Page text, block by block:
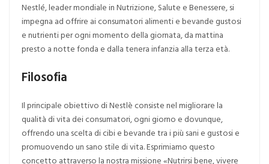
Nestlé, leader mondiale in Nutrizione, Salute e Benessere, si
impegna ad offrire ai consumatori alimenti e bevande gustosi
e nutrienti per ogni momento della giornata, da mattina
presto a notte fonda e dalla tenera infanzia alla terza età.
Filosofia
Il principale obiettivo di Nestlè consiste nel migliorare la
qualità di vita dei consumatori, ogni giorno e dovunque,
offrendo una scelta di cibi e bevande tra i più sani e gustosi e
promuovendo un sano stile di vita. Esprimiamo questo
concetto attraverso la nostra missione «Nutrirsi bene, vivere